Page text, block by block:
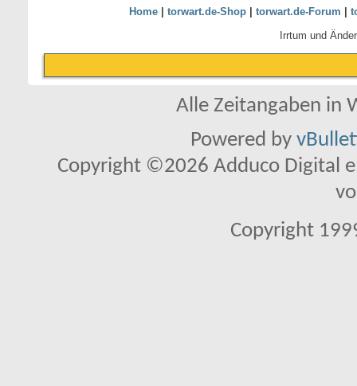
Home| torwart.de-Shop| torwart.de-Forum
Irrtum und
Alle Zeitangaben in
Powered by
Copyright ©2026 Adduco Digital
Copyright